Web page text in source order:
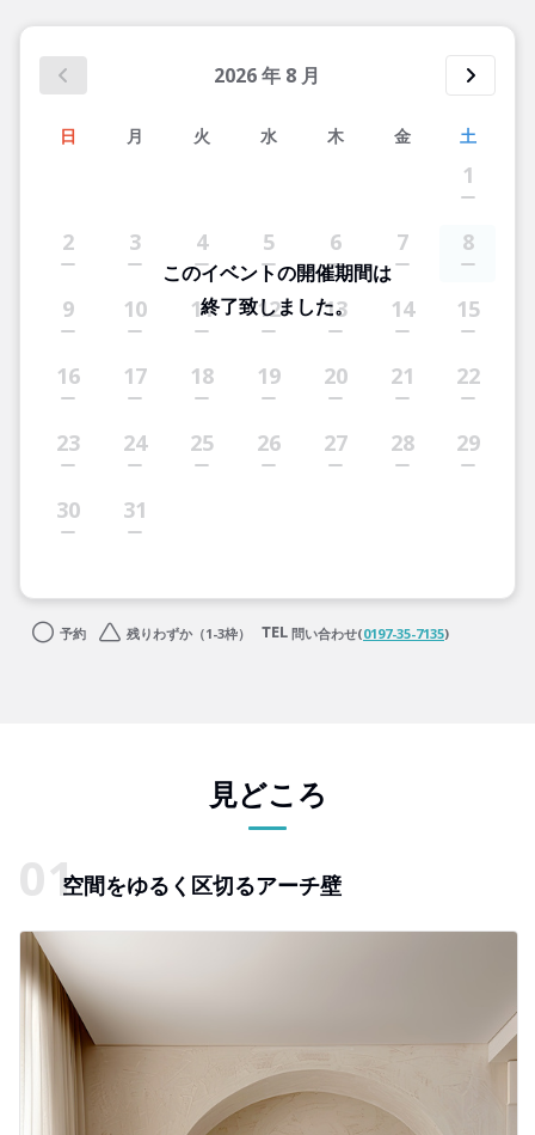
2026年 8 月
日 月 火 水 木 金 土
1
2 3 4 5 6 7 8
9 10 11 12 13 14 15
16 17 18 19 20 21 22
23 24 25 26 27 28 29
30 31
このイベントの開催期間は
終了致しました。
予約 残りわずか（1-3枠） 問い合わせ(0197-35-7135)
見どころ
空間をゆるく区切るアーチ壁